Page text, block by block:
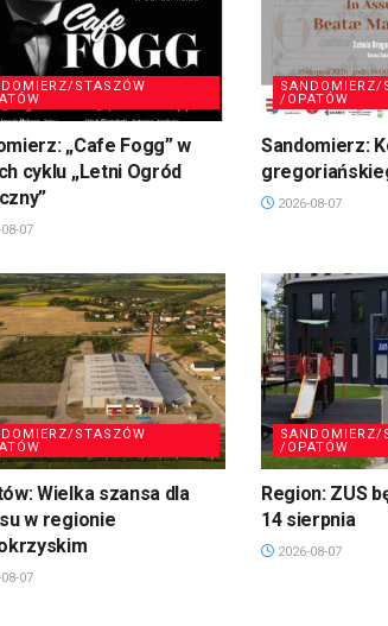
STASZÓW
„Cafe Fogg” w
cyklu „Letni Ogród
07
SANDOMIERZ/
/OPATÓW
Sandomierz:
2026-08-07
STASZÓW
Wielka szansa dla
w regionie
07
SANDOMIERZ/
/OPATÓW
Region: ZUS
14 sierpnia
2026-08-07